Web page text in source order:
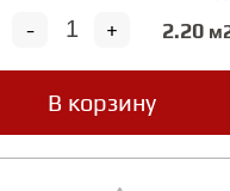
+
-
2.20
В корзину